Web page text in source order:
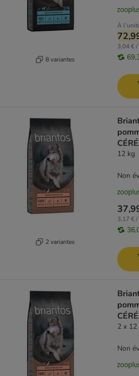
8 variantes
À
3,04 € /
2 variantes
12 kg
3,17 € /
Non
2 x 12
Non